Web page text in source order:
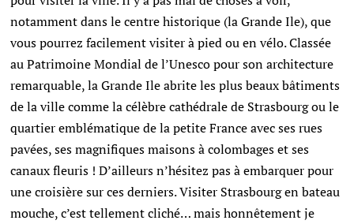
notamment dans le centre historique (la Grande Ile), que
vous pourrez facilement visiter à pied ou en vélo. Classée
au Patrimoine Mondial de l’Unesco pour son architecture
remarquable, la Grande Ile abrite les plus beaux bâtiments
de la ville comme la célèbre cathédrale de Strasbourg ou le
quartier emblématique de la petite France avec ses rues
pavées, ses magnifiques maisons à colombages et ses
canaux fleuris !D’ailleurs n’hésitez pas à embarquer pour
une croisière sur ces derniers.Visiter Strasbourg en bateau
mouche, c’est tellement cliché… mais honnêtement je